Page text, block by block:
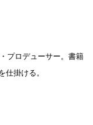
プロデューサー。書籍
仕掛ける。